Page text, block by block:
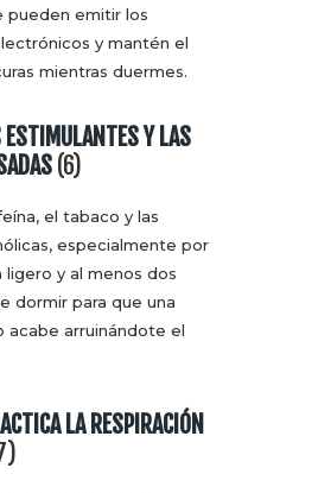
pueden emitir los
y mantén el
mientras duermes.
ESTIMULANTES Y LAS
(6)
el tabaco y las
especialmente por
ligero y al menos dos
dormir para que una
acabe arruinándote el
LA RESPIRACIÓN